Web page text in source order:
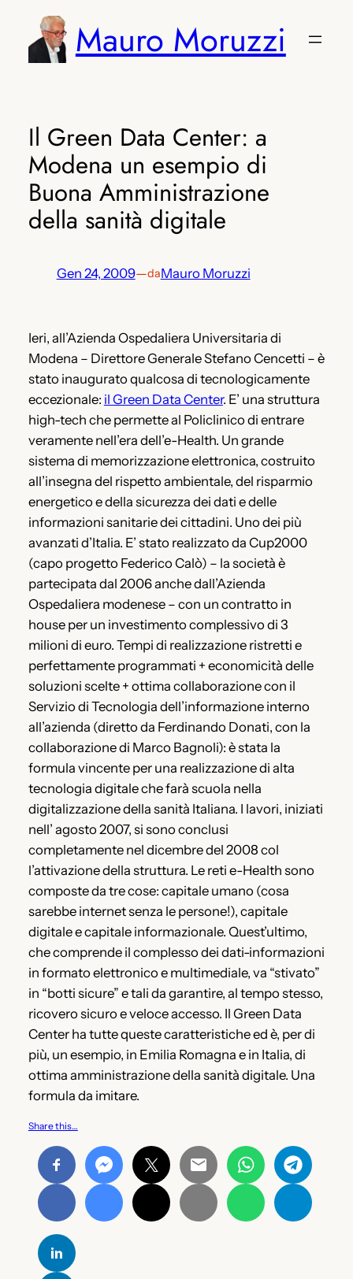
contenuto
Mauro Moruzzi
Il Green Data Center: a
Modena un esempio di
Buona Amministrazione
della sanità digitale
Gen 24, 2009—daMauro Moruzzi
Ieri, all’Azienda Ospedaliera Universitaria di
Modena – Direttore Generale Stefano Cencetti – è
stato inaugurato qualcosa di tecnologicamente
eccezionale: il Green Data Center. E’ una struttura
high-tech che permette al Policlinico di entrare
veramente nell’era dell’e-Health. Un grande
sistema di memorizzazione elettronica, costruito
all’insegna del rispetto ambientale, del risparmio
energetico e della sicurezza dei dati e delle
informazioni sanitarie dei cittadini. Uno dei più
avanzati d’Italia. E’ stato realizzato da Cup2000
(capo progetto Federico Calò) – la società è
partecipata dal 2006 anche dall’Azienda
Ospedaliera modenese – con un contratto in
house per un investimento complessivo di 3
milioni di euro. Tempi di realizzazione ristretti e
perfettamente programmati + economicità delle
soluzioni scelte + ottima collaborazione con il
Servizio di Tecnologia dell’informazione interno
all’azienda (diretto da Ferdinando Donati, con la
collaborazione di Marco Bagnoli): è stata la
formula vincente per una realizzazione di alta
tecnologia digitale che farà scuola nella
digitalizzazione della sanità Italiana. I lavori, iniziati
nell’ agosto 2007, si sono conclusi
completamente nel dicembre del 2008 col
l’attivazione della struttura. Le reti e-Health sono
composte da tre cose: capitale umano (cosa
sarebbe internet senza le persone!), capitale
digitale e capitale informazionale. Quest’ultimo,
che comprende il complesso dei dati-informazioni
in formato elettronico e multimediale, va “stivato”
in “botti sicure” e tali da garantire, al tempo stesso,
ricovero sicuro e veloce accesso. Il Green Data
Center ha tutte queste caratteristiche ed è, per di
più, un esempio, in Emilia Romagna e in Italia, di
ottima amministrazione della sanità digitale. Una
formula da imitare.
Share this…